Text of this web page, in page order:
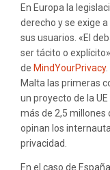
En Europa la
derecho y se exige
sus usuarios. «El
ser tácito o
de MindYourPrivacy
Malta las primeras
un proyecto de la
más de 2,5 millones
opinan los
privacidad.
En el caso de